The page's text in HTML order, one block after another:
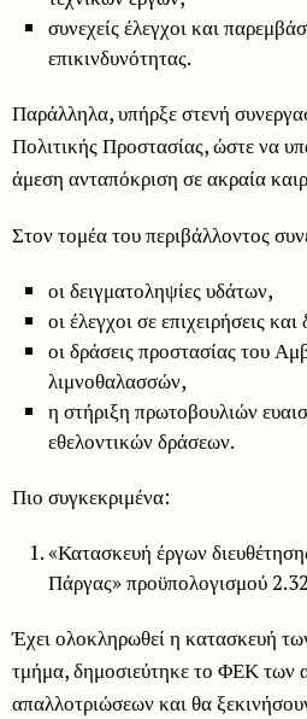
συνεχείς έλεγχοι και
επικινδυνότητας.
Παράλληλα, υπήρξε στενή
Πολιτικής Προστασίας, ώστε να
άμεση ανταπόκριση σε ακραία
Στον τομέα του περιβάλλοντος
οι δειγματοληψίες υδάτων,
οι έλεγχοι σε επιχειρήσεις
οι δράσεις προστασίας του
λιμνοθαλασσών,
η στήριξη πρωτοβουλιών
εθελοντικών δράσεων.
Πιο συγκεκριμένα:
«Κατασκευή έργων
Πάργας» προϋπολογισμού
Έχει ολοκληρωθεί η κατασκευή
τμήμα, δημοσιεύτηκε το ΦΕΚ των
απαλλοτριώσεων και θα